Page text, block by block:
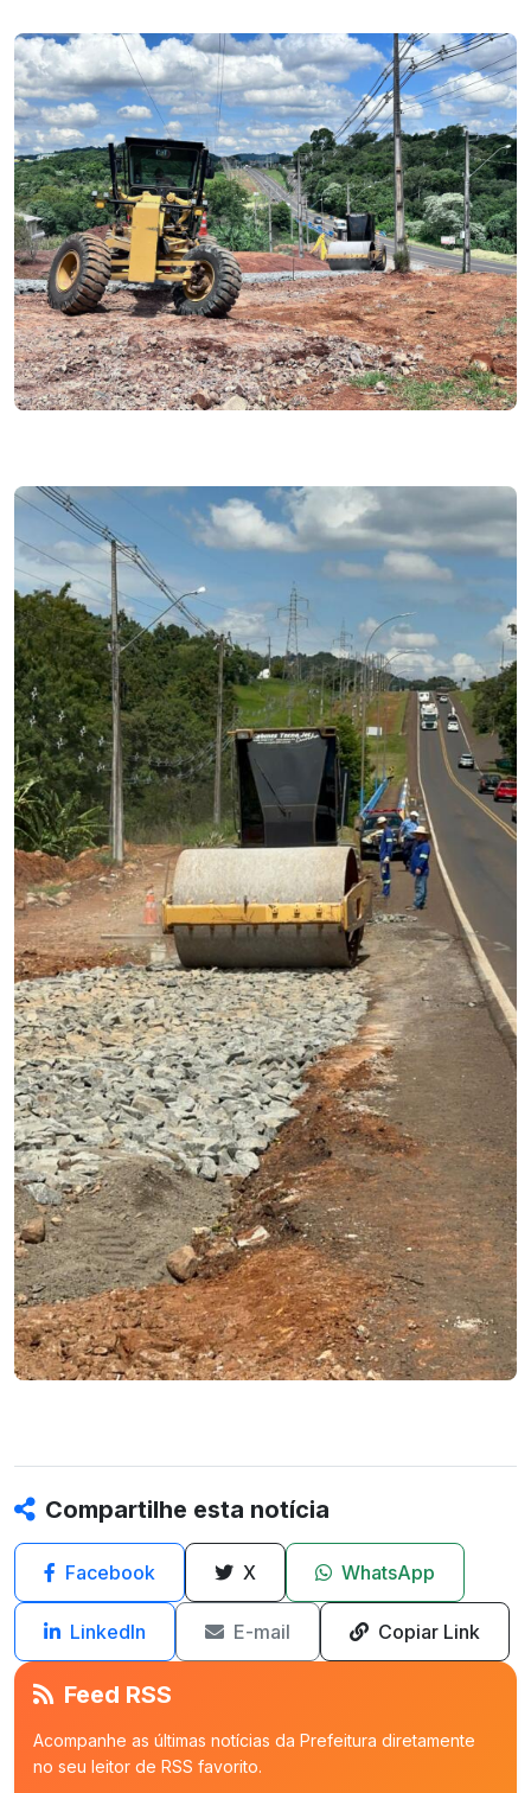
Compartilhe esta notícia
Facebook X WhatsApp
LinkedIn E-mail Copiar Link
Feed RSS
Acompanhe as últimas notícias da Prefeitura diretamente
no seu leitor de RSS favorito.